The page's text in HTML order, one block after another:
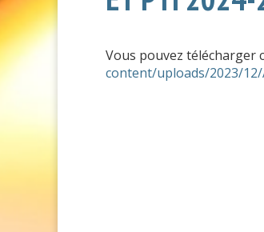
Vous pouvez télécharger
content/uploads/2023/